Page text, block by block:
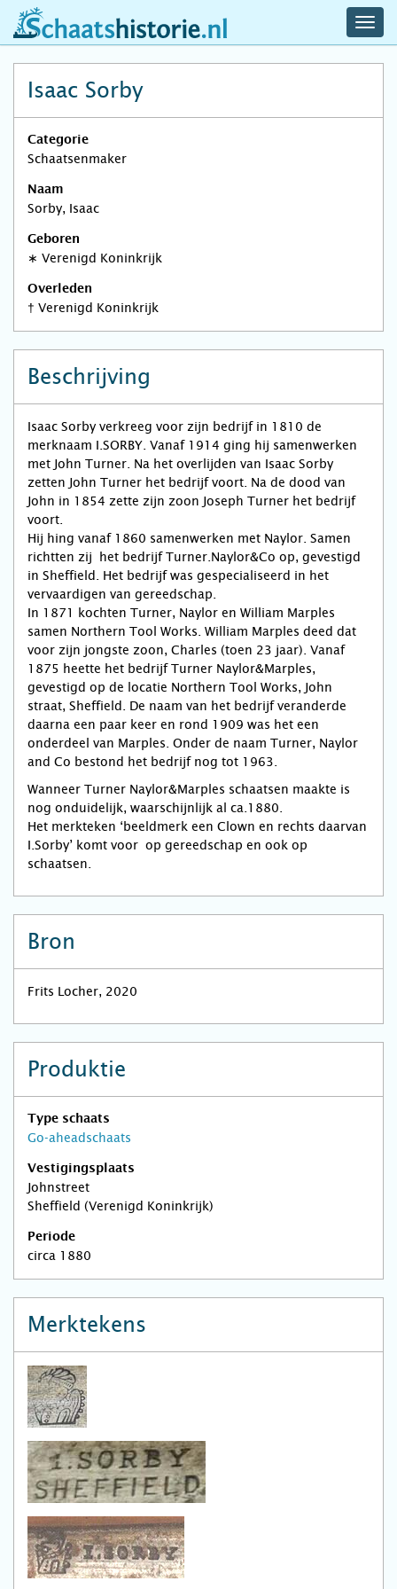
schaatshistorie.nl
Isaac Sorby
Categorie
Schaatsenmaker
Naam
Sorby, Isaac
Geboren
∗ Verenigd Koninkrijk
Overleden
† Verenigd Koninkrijk
Beschrijving
Isaac Sorby verkreeg voor zijn bedrijf in 1810 de
merknaam I.SORBY. Vanaf 1914 ging hij samenwerken
met John Turner. Na het overlijden van Isaac Sorby
zetten John Turner het bedrijf voort. Na de dood van
John in 1854 zette zijn zoon Joseph Turner het bedrijf
voort.
Hij hing vanaf 1860 samenwerken met Naylor. Samen
richtten zij het bedrijf Turner.Naylor&Co op, gevestigd
in Sheffield. Het bedrijf was gespecialiseerd in het
vervaardigen van gereedschap.
In 1871 kochten Turner, Naylor en William Marples
samen Northern Tool Works. William Marples deed dat
voor zijn jongste zoon, Charles (toen 23 jaar). Vanaf
1875 heette het bedrijf Turner Naylor&Marples,
gevestigd op de locatie Northern Tool Works, John
straat, Sheffield. De naam van het bedrijf veranderde
daarna een paar keer en rond 1909 was het een
onderdeel van Marples. Onder de naam Turner, Naylor
and Co bestond het bedrijf nog tot 1963.
Wanneer Turner Naylor&Marples schaatsen maakte is
nog onduidelijk, waarschijnlijk al ca.1880.
Het merkteken ‘beeldmerk een Clown en rechts daarvan
I.Sorby’ komt voor op gereedschap en ook op
schaatsen.
Bron
Frits Locher, 2020
Produktie
Type schaats
Go-aheadschaats
Vestigingsplaats
Johnstreet
Sheffield (Verenigd Koninkrijk)
Periode
circa 1880
Merktekens